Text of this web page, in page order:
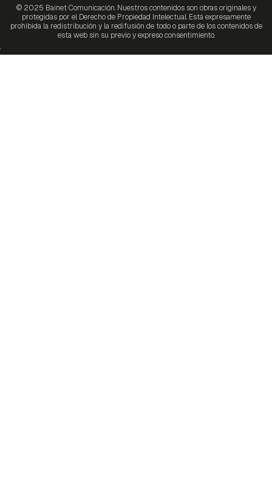
© 2025 Bainet Comunicación. Nuestros contenidos son obras originales y
protegidas por el Derecho de Propiedad Intelectual. Está expresamente
prohibida la redistribución y la redifusión de todo o parte de los contenidos de
esta web sin su previo y expreso consentimiento.